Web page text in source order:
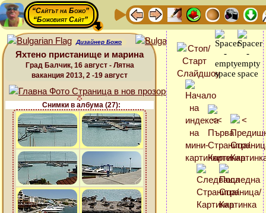
“Сайтът на Божо”
“Божовият Сайт”
Дизайнер Божо
Яхтено пристанище и марина
Град Балчик, 16 август - Лятна
ваканция 2013, 2 -19 август
Снимки в албума (27):